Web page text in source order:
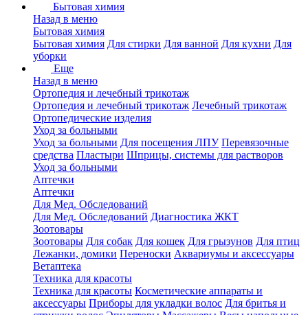
Бытовая химия
Назад в меню
Бытовая химия
Бытовая химия Для стирки Для ванной Для кухни Для
уборки
Еще
Назад в меню
Ортопедия и лечебный трикотаж
Ортопедия и лечебный трикотаж Лечебный трикотаж
Ортопедические изделия
Уход за больными
Уход за больными Для посещения ЛПУ Перевязочные
средства Пластыри Шприцы, системы для растворов
Уход за больными
Аптечки
Аптечки
Для Мед. Обследований
Для Мед. Обследований Диагностика ЖКТ
Зоотовары
Зоотовары Для собак Для кошек Для грызунов Для птиц
Лежанки, домики Переноски Аквариумы и аксессуары
Ветаптека
Техника для красоты
Техника для красоты Косметические аппараты и
аксессуары Приборы для укладки волос Для бритья и